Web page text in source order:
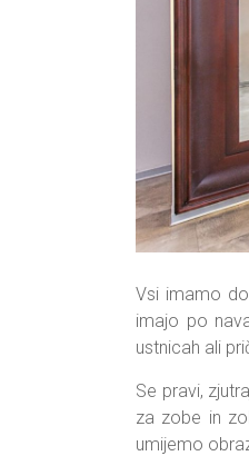
Vsi imamo
imajo po
ustnicah ali
Se pravi,
za zobe in
umijemo